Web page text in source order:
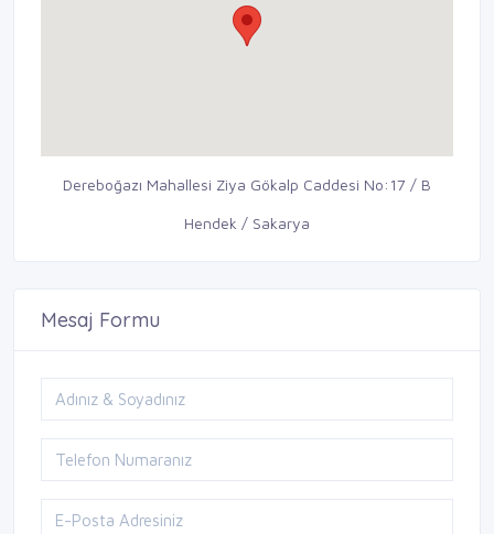
Dereboğazı Mahallesi Ziya Gökalp Caddesi No:17 / B
Hendek / Sakarya
Mesaj Formu